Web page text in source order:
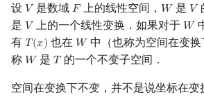
排序
DP 优化
其它 DP 方法
后缀树
Manacher
回文树
卢卡斯定理
同余方程
二次剩余
普通生成函数
指数生成函数
图论计数
二叉搜索树 & 平衡树
跳表
可持久化数据结构
最小环
2-SAT
欧拉图
Garsia–Wachs 算法
15-puzzle
Kahan 求和
设 𝑉
V 是数域 𝐹
F 上的线性空间， 𝑊
W 是 𝑉
V
是 𝑉
V 上的一个线性变换．如果对于 𝑊
W
有 𝑇 (𝑥)
T(x) 也在 𝑊
W中（也称为空间在变换
称 𝑊
W是 𝑇
T 的一个不变子空间．
空间在变换下不变，并不是说坐标在变